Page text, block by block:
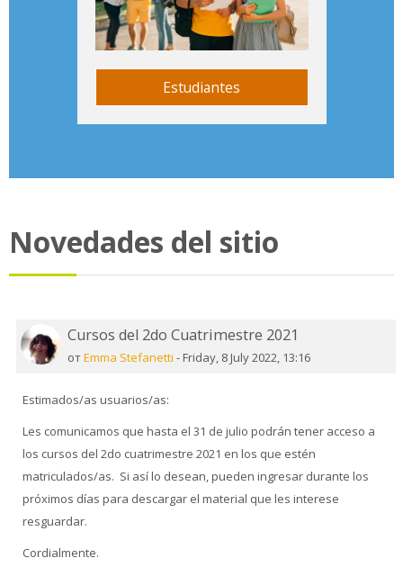
Estudiantes
Novedades del sitio
Cursos del 2do Cuatrimestre 2021
отEmma Stefanetti - Friday, 8 July 2022, 13:16
Estimados/as usuarios/as:
Les comunicamos que hasta el 31 de julio podrán tener acceso a
los cursos del 2do cuatrimestre 2021 en los que estén
matriculados/as. Si así lo desean, pueden ingresar durante los
próximos días para descargar el material que les interese
resguardar.
Cordialmente.